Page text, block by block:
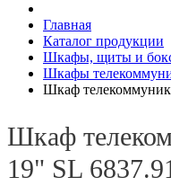
Главная
Каталог продукции
Шкафы, щиты и
Шкафы
Шкаф
Шкаф
19" SL